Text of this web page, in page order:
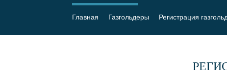
Главная Газгольдеры Регистрация